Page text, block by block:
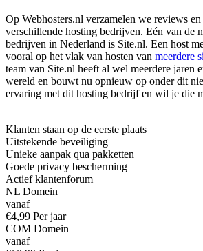
Op Webhosters.nl verzamelen we reviews
verschillende hosting bedrijven. Eén van de
bedrijven in Nederland is Site.nl. Een host
vooral op het vlak van hosten van meerdere
team van Site.nl heeft al wel meerdere jaren
wereld en bouwt nu opnieuw op onder dit
ervaring met dit hosting bedrijf en wil je die
Klanten staan op de eerste plaats
Uitstekende beveiliging
Unieke aanpak qua pakketten
Goede privacy bescherming
Actief klantenforum
NL Domein
vanaf
€4,99 Per jaar
COM Domein
vanaf